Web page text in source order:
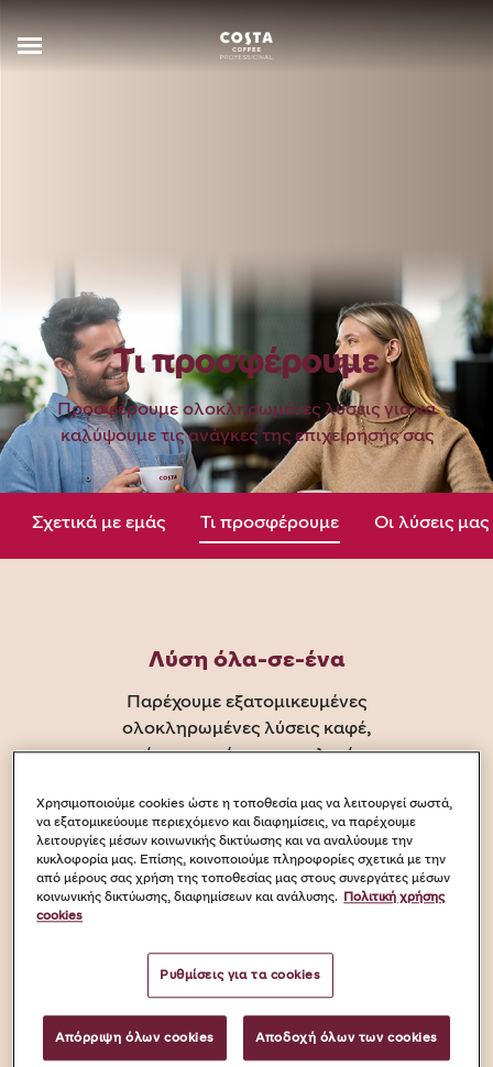
Τι προσφέρουμε
Προσφέρουμε ολοκληρωμένες λύσεις για να
καλύψουμε τις ανάγκες της επιχείρησής σας
Σχετικά με εμάς Τι προσφέρουμε Οι λύσεις μας
Λύση όλα-σε-ένα
Παρέχουμε εξατομικευμένες
ολοκληρωμένες λύσεις καφέ,
από προηγμένης τεχνολογίας
καβουρδισμένους κόκκους, έως
υλικά ενεργοποίησης marketing
στο σημείο, εκπαίδευση
προσωπικού και after sales
Χρησιμοποιούμε cookies ώστε η τοποθεσία μας να λειτουργεί σωστά,
να εξατομικεύουμε περιεχόμενο και διαφημίσεις, να παρέχουμε
λειτουργίες μέσων κοινωνικής δικτύωσης και να αναλύουμε την
κυκλοφορία μας. Επίσης, κοινοποιούμε πληροφορίες σχετικά με την
από μέρους σας χρήση της τοποθεσίας μας στους συνεργάτες μέσων
κοινωνικής δικτύωσης, διαφημίσεων και ανάλυσης. Πολιτική χρήσης
cookies
Ρυθμίσεις για τα cookies
Απόρριψη όλων cookies Αποδοχή όλων των cookies